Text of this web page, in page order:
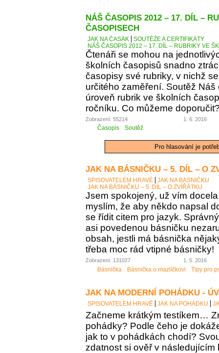
NÁŠ ČASOPIS 2012 – 17. DÍL –
ČASOPISECH
JAK NA ČASÁK
SOUTĚŽE A CERTIFIKÁTY
NÁŠ ČASOPIS 2012 – 17. DÍL – RUBRIKY VE
Čtenáři se mohou na
školních časopisů snadno
časopisy své rubriky, v nichž
určitého zaměření. Soutěž
úroveň rubrik ve školních
ročníku. Co můžeme
Zobrazení: 55214 1. 6. 2016
Časopis Soutěž
Pro hlasování je
JAK NA BÁSNIČKU – 5. DÍL – O
SPISOVATELEM HRAVĚ
JAK NA BÁSNIČKU
JAK NA BÁSNIČKU – 5. DÍL – O ZVÍŘÁTKU
Jsem spokojený, už vím
myslím, že aby někdo napsal
se řídit citem pro jazyk.
asi povedenou básničku
obsah, jestli má básnička
třeba moc rád vtipné básničky!
Zobrazení: 131027 1. 5. 2016
Básnička Básnička o mazlíčkovi Tipy pro
JAK NA MODERNÍ POHÁDKU -
SPISOVATELEM HRAVĚ JAK NA POHÁDKU
Začneme krátkým testíkem…
pohádky? Podle čeho je
jak to v pohádkách chodí?
zdatnost si ověř v následujícím